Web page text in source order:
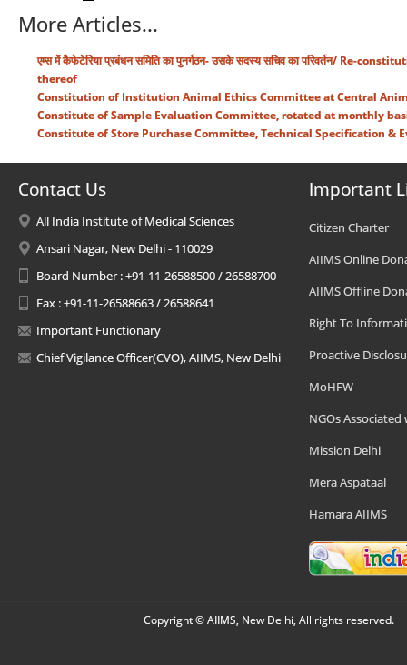
More Articles...
एम्स में कैफेटेरिया प्रबंधन समिति का पुनर्गठन- उसके सदस्य सचिव का परिवर्तन/
thereof
Constitution of Institution Animal Ethics Committee at Central
Constitute of Sample Evaluation Committee, rotated at monthly
Constitute of Store Purchase Committee, Technical Specification &
Contact Us
All India Institute of Medical Sciences
Ansari Nagar, New Delhi - 110029
Board Number : +91-11-26588500 / 26588700
Fax : +91-11-26588663 / 26588641
Important Functionary
Chief Vigilance Officer(CVO), AIIMS, New Delhi
Important
Citizen Charter
AIIMS Online
AIIMS Offline
Right To
Proactive
MoHFW
NGOs Associated
Mission Delhi
Mera Aspataal
Hamara AIIMS
Copyright © AIIMS, New Delhi, All rights reserved.